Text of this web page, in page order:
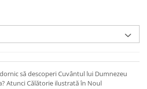
să descoperi Cuvântul lui Dumnezeu
Atunci Călătorie ilustrată în Noul